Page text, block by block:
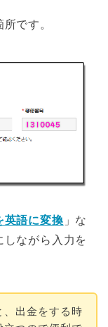
です。
英語に変換 」な
しながら入力を
、出金をする時